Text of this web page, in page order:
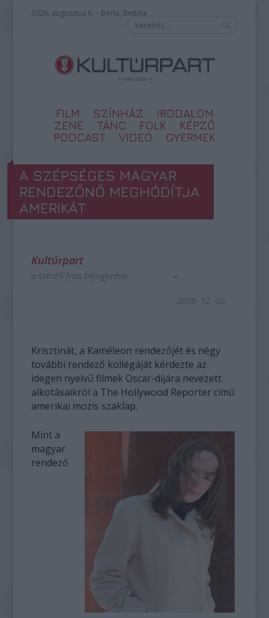
2026. augusztus 6. – Berta, Bettina
FILM SZÍNHÁZ
IRODALOM
ZENE
TÁNC FOLK
KÉPZŐ
PODCAST
VIDEÓ GYERMEK
A SZÉPSÉGES MAGYAR
RENDEZŐNŐ MEGHÓDÍTJA
AMERIKÁT
Kultúrpart
a szerző friss bejegyzései
2009. 12. 02.
Krisztinát, a Kaméleon rendezőjét és négy
további rendező kollégáját kérdezte az
idegen nyelvű filmek Oscar-díjára nevezett
alkotásaikról a The Hollywood Reporter című
amerikai mozis szaklap.
Mint a
magyar
rendező